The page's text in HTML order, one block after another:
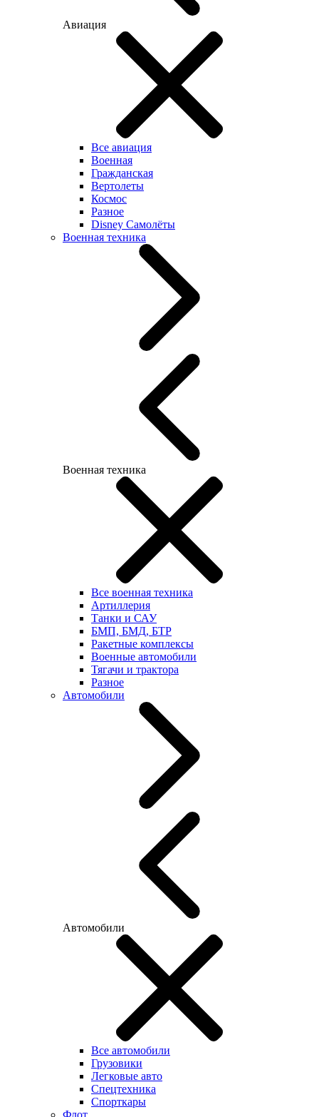
Авиация
Все авиация
Военная
Гражданская
Вертолеты
Космос
Разное
Disney Самолёты
Военная техника
Военная техника
Все военная техника
Артиллерия
Танки и САУ
БМП, БМД, БТР
Ракетные комплексы
Военные автомобили
Тягачи и трактора
Разное
Автомобили
Автомобили
Все автомобили
Грузовики
Легковые авто
Спецтехника
Спорткары
Флот